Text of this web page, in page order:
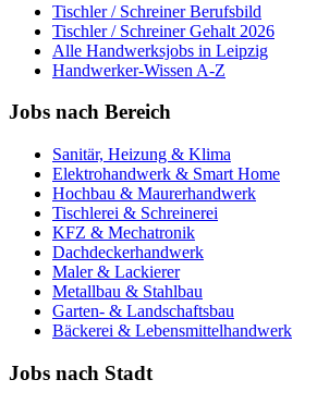
Tischler / SchreinerBerufsbild
Tischler / SchreinerGehalt 2026
Alle Handwerksjobs in Leipzig
Handwerker-Wissen A-Z
Jobs nach Bereich
Sanitär, Heizung & Klima
Elektrohandwerk & Smart Home
Hochbau & Maurerhandwerk
Tischlerei & Schreinerei
KFZ & Mechatronik
Dachdeckerhandwerk
Maler & Lackierer
Metallbau & Stahlbau
Garten- & Landschaftsbau
Bäckerei & Lebensmittelhandwerk
Jobs nach Stadt